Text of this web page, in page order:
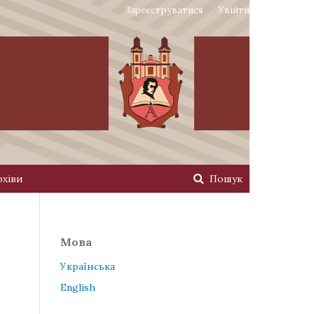
Пошук
Зареєструватися Увійти
Мова
Українська
English